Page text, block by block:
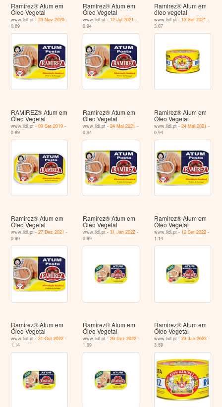
Ramirez® Atum em
Óleo Vegetal
www.lidl.pt -23 Nov 2020 -
0.89
Ramirez® Atum em
Óleo Vegetal
www.lidl.pt - 12 Jul 2021 -
0.94
Ramirez® Atum em
óleo vegetal
www.lidl.pt - 13 Set 2021 -
3.07
RAMIREZ® Atum em
Óleo Vegetal
www.lidl.pt -09 Set 2019 -
0.89
Ramirez® Atum em
Óleo Vegetal
www.lidl.pt - 24 Mai 2021 -
0.94
Ramirez® Atum em
Óleo Vegetal
www.lidl.pt -24 Mai 2021 -
0.94
Ramirez® Atum em
Óleo Vegetal
www.lidl.pt -27 Dez 2021 -
0.99
Ramirez® Atum em
Óleo Vegetal
www.lidl.pt - 31 Jan 2022-
0.99
Ramirez® Atum em
Óleo Vegetal
www.lidl.pt - 12 Set 2022 -
1.14
Ramirez® Atum em
Óleo Vegetal
www.lidl.pt -31 Out 2022 -
1.14
Ramirez® Atum em
Óleo Vegetal
www.lidl.pt - 26 Dez 2022-
1.09
Ramirez® Atum em
Óleo Vegetal
www.lidl.pt -23 Jan 2023 -
3.59